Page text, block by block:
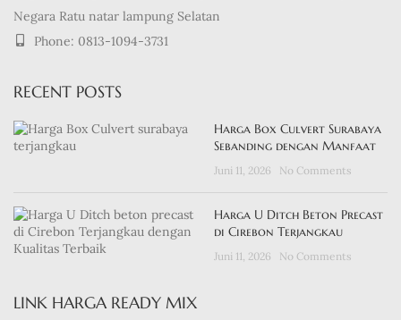
Negara Ratu natar lampung Selatan
Phone: 0813-1094-3731
RECENT POSTS
Harga Box Culvert Surabaya
Sebanding dengan Manfaat
Juni 11, 2026 No Comments
Harga U Ditch Beton Precast
di Cirebon Terjangkau
Juni 11, 2026 No Comments
LINK HARGA READY MIX